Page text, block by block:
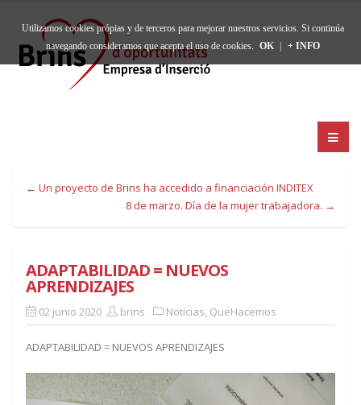
← Un proyecto de Brins ha accedido a financiación INDITEX
8 de marzo. Día de la mujer trabajadora. →
ADAPTABILIDAD = NUEVOS
APRENDIZAJES
02 junio 2020 brins Noticias, QueHacemos
ADAPTABILIDAD = NUEVOS APRENDIZAJES
Utilizamos cookies própias y de terceros para mejorar nuestros servicios. Si continúa
navegando consideramos que acepta el uso de cookies. OK + INFO